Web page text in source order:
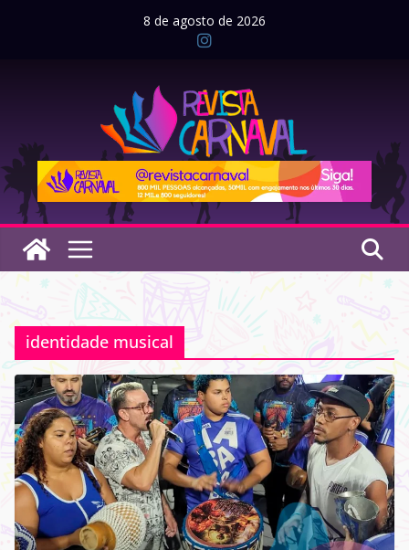
8 de agosto de 2026
identidade musical